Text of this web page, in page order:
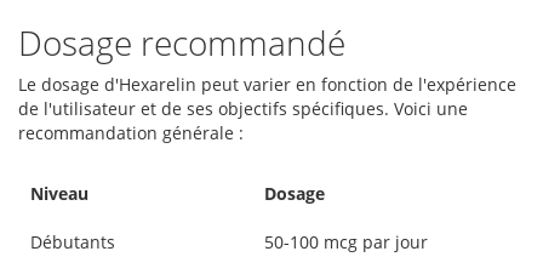
Dosage recommandé
Le dosage d'Hexarelin peut varier en fonction de l'expérience
de l'utilisateur et de ses objectifs spécifiques. Voici une
recommandation générale :
Niveau Dosage
Débutants 50-100 mcg par jour